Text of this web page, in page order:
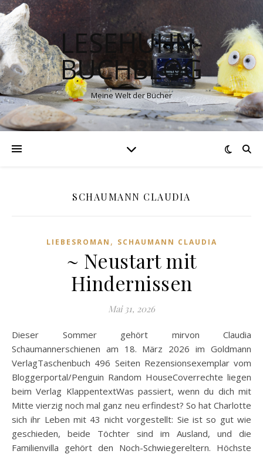
LESEHUHN-
BUCHBLOG
Meine Welt der Bücher
SCHAUMANN CLAUDIA
LIEBESROMAN , SCHAUMANN CLAUDIA
~ Neustart mit
Hindernissen
Mai 31, 2026
Dieser Sommer gehört mirvon Claudia
Schaumannerschienen am 18. März 2026 im Goldmann
VerlagTaschenbuch 496 Seiten Rezensionsexemplar vom
Bloggerportal/Penguin Random HouseCoverrechte liegen
beim Verlag KlappentextWas passiert, wenn du dich mit
Mitte vierzig noch mal ganz neu erfindest? So hat Charlotte
sich ihr Leben mit 43 nicht vorgestellt: Sie ist so gut wie
geschieden, beide Töchter sind im Ausland, und die
Familienvilla gehört den Noch-Schwiegereltern. Höchste